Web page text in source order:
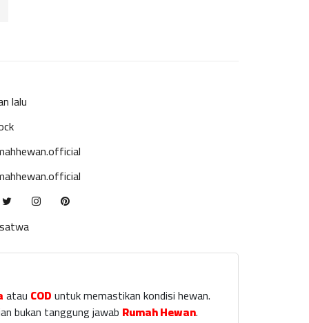
lalu
atau CODuntuk memastikan kondisi hewan.
bukan tanggung jawab Rumah Hewan.